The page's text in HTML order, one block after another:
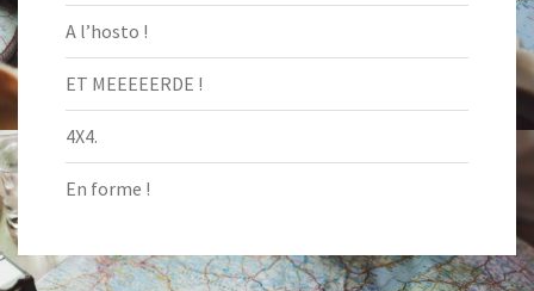
A l’hosto !
ET MEEEEERDE !
4X4.
En forme !